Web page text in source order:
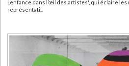
L’enfance dans l’œil des artistes', qui éclaire
représentati...